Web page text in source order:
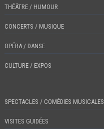
THÉÂTRE / HUMOUR
CONCERTS / MUSIQUE
OPÉRA / DANSE
CULTURE / EXPOS
SPECTACLES / COMÉDIES MUSICALES
VISITES GUIDÉES